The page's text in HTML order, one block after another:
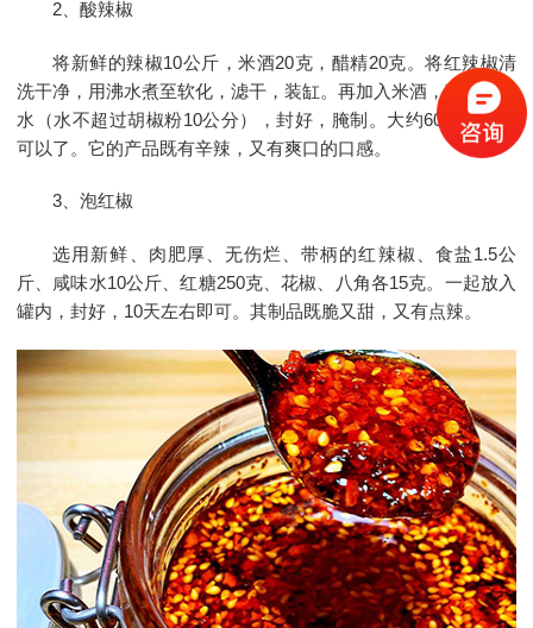
2、酸辣椒
将新鲜的辣椒10公斤，米酒20克，醋精20克。将红辣椒清
洗干净，用沸水煮至软化，滤干，装缸。再加入米酒，醋精和冷
水（水不超过胡椒粉10公分），封好，腌制。大约60天左右就
可以了。它的产品既有辛辣，又有爽口的口感。
3、泡红椒
选用新鲜、肉肥厚、无伤烂、带柄的红辣椒、食盐1.5公
斤、咸味水10公斤、红糖250克、花椒、八角各15克。一起放入
罐内，封好，10天左右即可。其制品既脆又甜，又有点辣。